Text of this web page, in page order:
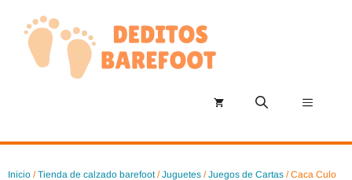
contenido
Menú
Inicio /Tienda de calzado barefoot/Juguetes /Juegos de Cartas / Caca Culo